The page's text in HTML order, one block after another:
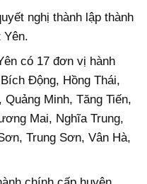
nghị thành lập thành
Yên.
có 17 đơn vị hành
Động, Hồng Thái,
Minh, Tăng Tiến,
Mai, Nghĩa Trung,
Trung Sơn, Vân Hà,